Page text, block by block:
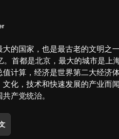
的国家，也是最古老的文明之一
。首都是北京，最大的城市是上海
计算，经济是世界第二大经济体
化，技术和快速发展的产业而闻
产党统治。